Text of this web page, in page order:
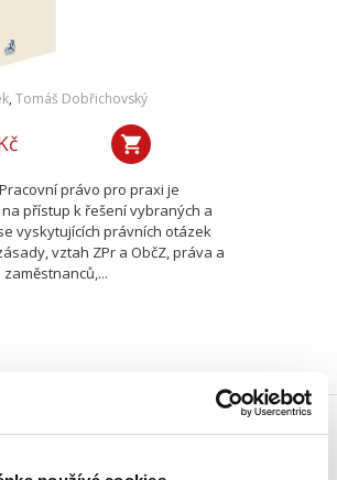
, Tomáš Dobřichovský
právo pro praxi je
přístup k řešení vybraných a
vyskytujících právních otázek
vztah ZPr a ObčZ, práva a